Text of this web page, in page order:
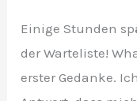
Einige Stunden
der Warteliste!
erster Gedanke.